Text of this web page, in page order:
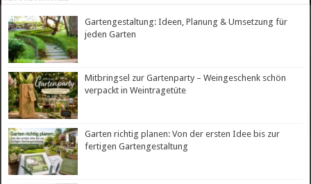
Gartengestaltung: Ideen, Planung & Umsetzung für
jeden Garten
Mitbringsel zur Gartenparty – Weingeschenk schön
verpackt in Weintragetüte
Garten richtig planen: Von der ersten Idee bis zur
fertigen Gartengestaltung